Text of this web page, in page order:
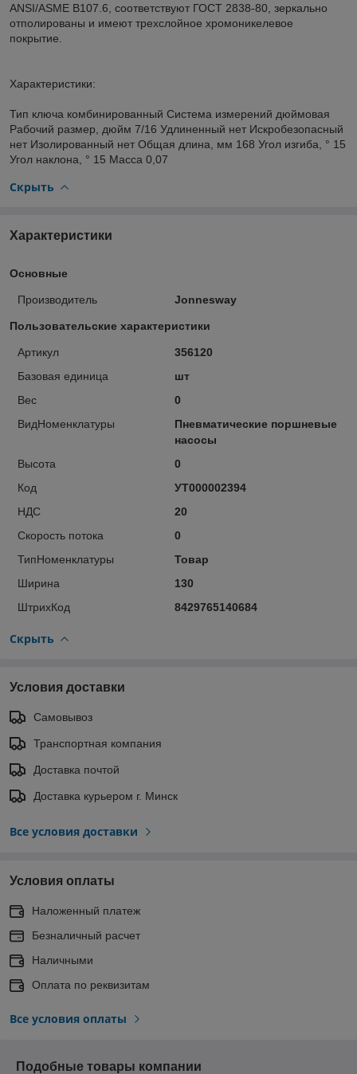
ANSI/ASME B107.6, соответствуют ГОСТ 2838-80, зеркально
отполированы и имеют трехслойное хромоникелевое
покрытие.
Характеристики:
Тип ключа комбинированный Система измерений дюймовая
Рабочий размер, дюйм 7/16 Удлиненный нет Искробезопасный
нет Изолированный нет Общая длина, мм 168 Угол изгиба, ° 15
Угол наклона, ° 15 Масса 0,07
Скрыть
Характеристики
Основные
Производитель Jonnesway
Пользовательские характеристики
Артикул
356120
Базовая единица
шт
Вес
0
ВидНоменклатуры
Пневматические поршневые
насосы
Высота
0
Код
УТ000002394
НДС
20
Скорость потока
0
ТипНоменклатуры
Товар
Ширина
130
ШтрихКод
8429765140684
Скрыть
Условия доставки
Самовывоз
Транспортная компания
Доставка почтой
Доставка курьером г. Минск
Все условия доставки
Условия оплаты
Наложенный платеж
Безналичный расчет
Наличными
Оплата по реквизитам
Все условия оплаты
Подобные товары компании